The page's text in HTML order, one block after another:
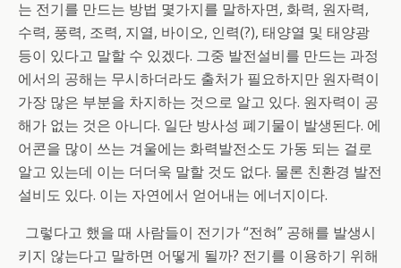
는 전기를 만드는 방법 몇가지를 말하자면, 화력, 원자력,
수력, 풍력, 조력, 지열, 바이오, 인력(?), 태양열 및 태양광
등이 있다고 말할 수 있겠다. 그중 발전설비를 만드는 과정
에서의 공해는 무시하더라도 출처가 필요하지만 원자력이
가장 많은 부분을 차지하는 것으로 알고 있다. 원자력이 공
해가 없는 것은 아니다. 일단 방사성 폐기물이 발생된다. 에
어콘을 많이 쓰는 겨울에는 화력발전소도 가동 되는 걸로
알고 있는데 이는 더더욱 말할 것도 없다. 물론 친환경 발전
설비도 있다. 이는 자연에서 얻어내는 에너지이다.
그렇다고 했을 때 사람들이 전기가 “전혀” 공해를 발생시
키지 않는다고 말하면 어떻게 될까? 전기를 이용하기 위해